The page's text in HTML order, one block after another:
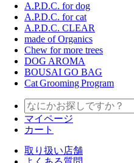
A.P.D.C. for dog
A.P.D.C. for cat
A.P.D.C. CLEAR
made of Organics
Chew for more trees
DOG AROMA
BOUSAI GO BAG
Cat Grooming Program
マイページ
カート
取り扱い店舗